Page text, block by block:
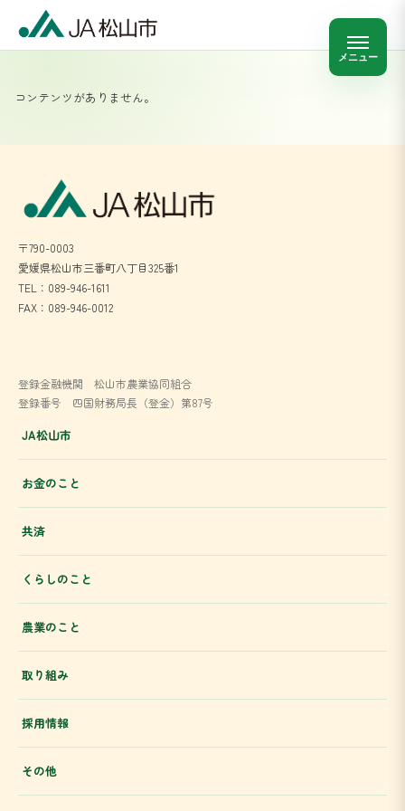
メニュー
コンテンツがありません。
〒790-0003
愛媛県松山市三番町八丁目325番1
TEL：089-946-1611
FAX：089-946-0012
登録金融機関 松山市農業協同組合
登録番号 四国財務局長（登金）第87号
JA松山市
お金のこと
共済
くらしのこと
農業のこと
取り組み
採用情報
その他